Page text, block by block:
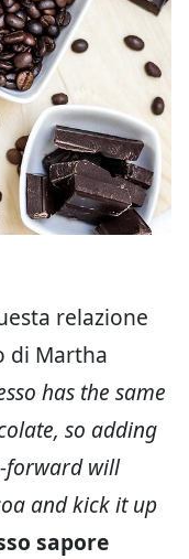
relazione
di Martha
has the same
so adding
forward will
and kick it up
sapore